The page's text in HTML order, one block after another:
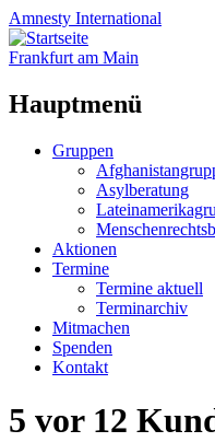
Amnesty International
Frankfurt am Main
Hauptmenü
Zum
Gruppen
Asylberatung
Aktionen
Termine
Termine aktuell
Terminarchiv
Mitmachen
Spenden
Kontakt
5 vor 12